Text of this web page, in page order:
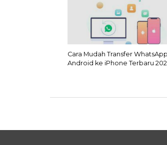
Cara Mudah Transfer WhatsApp
Android ke iPhone Terbaru